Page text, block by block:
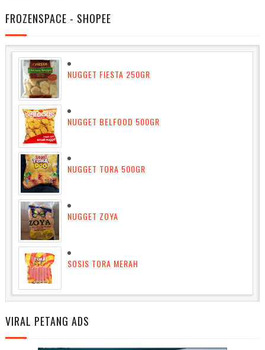
FROZENSPACE - SHOPEE
NUGGET FIESTA 250GR
NUGGET BELFOOD 500GR
NUGGET TORA 500GR
NUGGET ZOYA
SOSIS TORA MERAH
VIRAL PETANG ADS